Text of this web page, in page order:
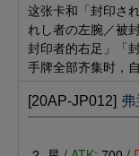
这张卡和「封印さ
れし者の左腕／被
封印者的右足」「
手牌全部齐集时，
[20AP-JP012] 弗